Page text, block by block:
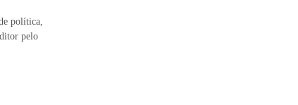
política,
pelo